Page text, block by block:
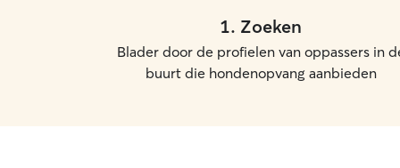
1. Zoeken
Blader door de profielen van oppassers in
buurt die hondenopvang aanbieden